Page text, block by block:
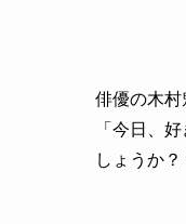
俳優の木
「今日、
しょうか